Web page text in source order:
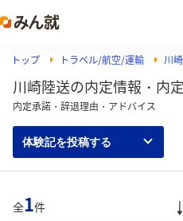
トップ トラベル/航空/運輸 川
川崎陸送の内定情報・内
内定承諾・辞退理由・アドバイス
体験記を投稿する
全1件